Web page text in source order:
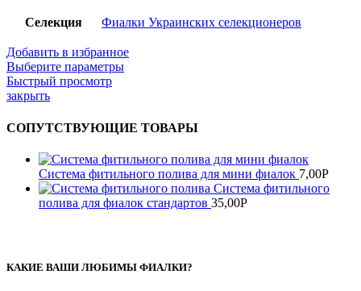
Селекция Фиалки Украинских селекционеров
Добавить в избранное
Выберите параметры
Быстрый просмотр
закрыть
СОПУТСТВУЮЩИЕ ТОВАРЫ
Система фитильного полива для мини фиалок 7,00Р
Система фитильного
полива для фиалок стандартов 35,00Р
КАКИЕ ВАШИ ЛЮБИМЫ ФИАЛКИ?